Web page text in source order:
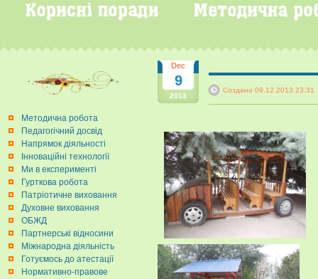
Методична робота
Педагогічний досвід
Напрямок діяльності
Інноваційні технології
Ми в експерименті
Гурткова робота
Патріотичне виховання
Духовне виховання
ОБЖД
Партнерські відносини
Міжнародна діяльність
Готуємось до атестації
Нормативно-правове
Dec
9
2013
Создано 09.12.2013 23:31